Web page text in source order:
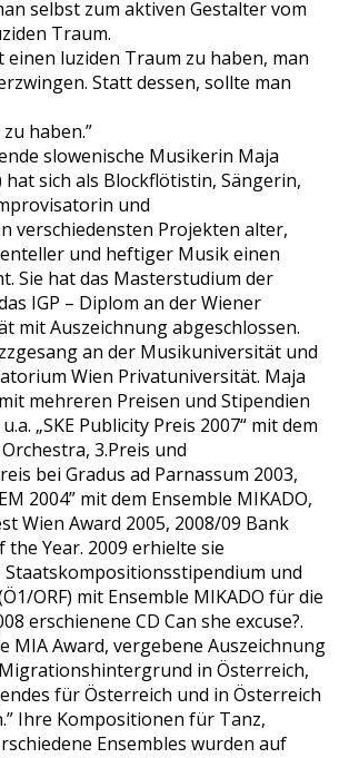
selbst zum aktiven Gestalter vom
Traum.
einen luziden Traum zu haben, man
Statt dessen, sollte man
haben.”
slowenische Musikerin Maja
hat sich als Blockflötistin, Sängerin,
und
verschiedensten Projekten alter,
und heftiger Musik einen
Sie hat das Masterstudium der
IGP – Diplom an der Wiener
mit Auszeichnung abgeschlossen.
an der Musikuniversität und
Wien Privatuniversität. Maja
mehreren Preisen und Stipendien
„SKE Publicity Preis 2007“ mit dem
3.Preis und
bei Gradus ad Parnassum 2003,
2004” mit dem Ensemble MIKADO,
Wien Award 2005, 2008/09 Bank
Year. 2009 erhielte sie
und
ORF) mit Ensemble MIKADO für die
erschienene CD Can she excuse?.
MIA Award, vergebene Auszeichnung
in Österreich,
für Österreich und in Österreich
Ihre Kompositionen für Tanz,
Ensembles wurden auf